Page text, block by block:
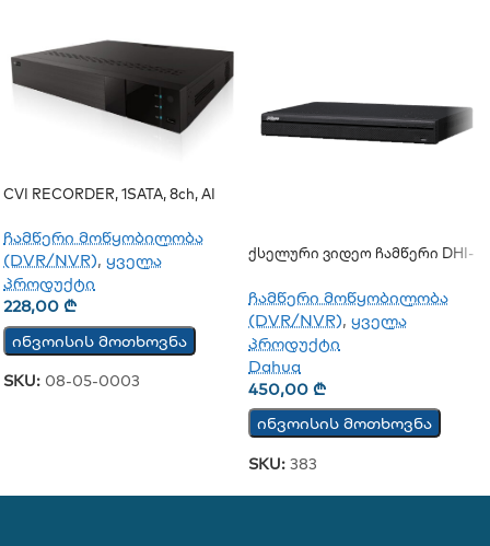
CVI RECORDER, 1SATA, 8ch, AI
ჩამწერი მოწყობილობა
(DVR/NVR), ყველა
პროდუქტი
228,00 ₾
ინვოისის მოთხოვნა
SKU: 08-05-0003
Ქსელური Ვიდეო Ჩამწერი DHI-
ჩამწერი მოწყობილობა
(DVR/NVR), ყველა
პროდუქტი
Dahua
450,00 ₾
ინვოისის მოთხოვნა
SKU: 383